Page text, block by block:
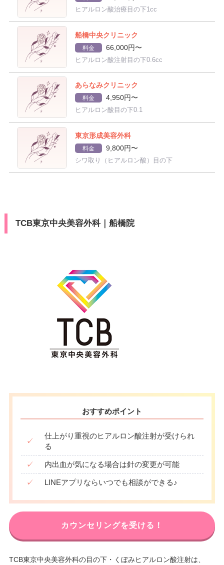
ヒアルロン酸治療目の下1cc
船橋中央クリニック
料金 66,000円〜
ヒアルロン酸注射目の下0.6cc
あらなみクリニック
料金 4,950円〜
ヒアルロン酸目の下0.1
東京形成美容外科
料金 9,800円〜
シワ取り（ヒアルロン酸）目の下
TCB東京中央美容外科｜船橋院
おすすめポイント
✓
仕上がり重視のヒアルロン酸注射が受けられ
る
✓ 内出血が気になる場合は針の変更が可能
✓ LINEアプリならいつでも相談ができる♪
カウンセリングを受ける！
TCB東京中央美容外科の目の下・くぼみヒアルロン酸注射は、